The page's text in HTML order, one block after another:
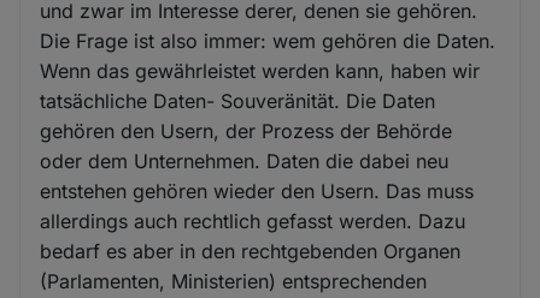
und zwar im Interesse derer, denen sie gehören.
Die Frage ist also immer: wem gehören die Daten.
Wenn das gewährleistet werden kann, haben wir
tatsächliche Daten- Souveränität. Die Daten
gehören den Usern, der Prozess der Behörde
oder dem Unternehmen. Daten die dabei neu
entstehen gehören wieder den Usern. Das muss
allerdings auch rechtlich gefasst werden. Dazu
bedarf es aber in den rechtgebenden Organen
(Parlamenten, Ministerien) entsprechenden